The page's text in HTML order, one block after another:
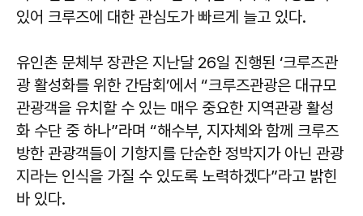
있어 크루즈에 대한 관심도가 빠르게 늘고 있다.
유인촌 문체부 장관은 지난달 26일 진행된 ‘크루즈관
광 활성화를 위한 간담회’에서 “크루즈관광은 대규모
관광객을 유치할 수 있는 매우 중요한 지역관광 활성
화 수단 중 하나”라며 “해수부, 지자체와 함께 크루즈
방한 관광객들이 기항지를 단순한 정박지가 아닌 관광
지라는 인식을 가질 수 있도록 노력하겠다”라고 밝힌
바 있다.